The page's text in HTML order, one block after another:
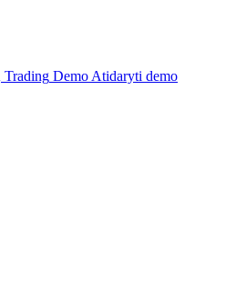
Trading Demo Atidaryti demo